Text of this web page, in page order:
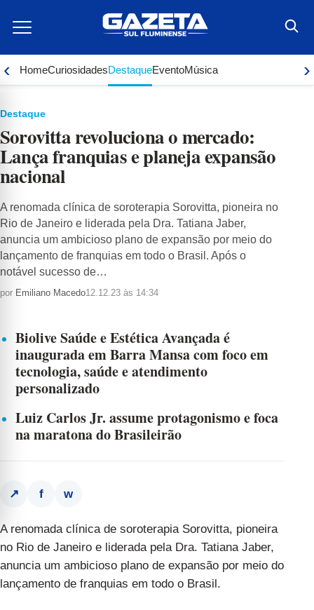
para
conteúdo
‹ HomeCuriosidadesDestaqueEventoMúsica ›
Destaque
Sorovitta revoluciona o mercado:
Lança franquias e planeja expansão
nacional
A renomada clínica de soroterapia Sorovitta, pioneira no
Rio de Janeiro e liderada pela Dra. Tatiana Jaber,
anuncia um ambicioso plano de expansão por meio do
lançamento de franquias em todo o Brasil. Após o
notável sucesso de…
por Emiliano Macedo12.12.23 às 14:34
Biolive Saúde e Estética Avançada é
inaugurada em Barra Mansa com foco em
tecnologia, saúde e atendimento
personalizado
Luiz Carlos Jr. assume protagonismo e foca
na maratona do Brasileirão
↗ f w
A renomada clínica de soroterapia Sorovitta, pioneira
no Rio de Janeiro e liderada pela Dra. Tatiana Jaber,
anuncia um ambicioso plano de expansão por meio do
lançamento de franquias em todo o Brasil.